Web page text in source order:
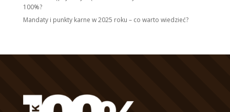
100%?
Mandaty i punkty karne w 2025 roku – co warto wiedzieć?